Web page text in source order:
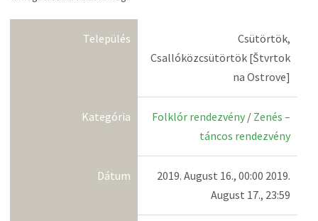
Település
Csütörtök,
Csallóközcsütörtök [Štvrtok
na Ostrove]
Kategória Folklór rendezvény / Zenés –
táncos rendezvény
Dátum
2019. August 16., 00:00 2019.
August 17., 23:59